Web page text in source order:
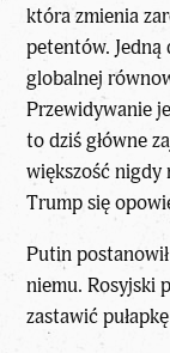
która zmienia
petentów.
globalnej
Przewidywanie
to dziś główne
większość
Trump się
Putin
niemu. Rosyjski
zastawić